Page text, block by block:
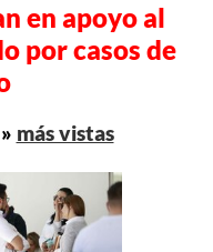
en apoyo al
por casos de
más vistas